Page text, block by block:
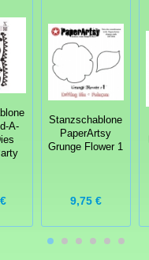
A-
Stanzschablone
PaperArtsy
Grunge Flower 1
9,75 €